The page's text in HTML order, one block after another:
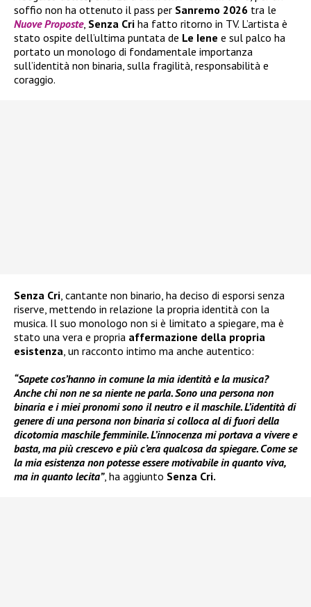
soffio non ha ottenuto il pass per Sanremo 2026 tra le
Nuove Proposte, Senza Cri ha fatto ritorno in TV. L’artista è
stato ospite dell’ultima puntata de Le Iene e sul palco ha
portato un monologo di fondamentale importanza
sull’identità non binaria, sulla fragilità, responsabilità e
coraggio.
Senza Cri, cantante non binario, ha deciso di esporsi senza
riserve, mettendo in relazione la propria identità con la
musica. Il suo monologo non si è limitato a spiegare, ma è
stato una vera e propria affermazione della propria
esistenza, un racconto intimo ma anche autentico:
“Sapete cos’hanno in comune la mia identità e la musica?
Anche chi non ne sa niente ne parla. Sono una persona non
binaria e i miei pronomi sono il neutro e il maschile. L’identità di
genere di una persona non binaria si colloca al di fuori della
dicotomia maschile femminile. L’innocenza mi portava a vivere e
basta, ma più crescevo e più c’era qualcosa da spiegare. Come se
la mia esistenza non potesse essere motivabile in quanto viva,
ma in quanto lecita”, ha aggiunto Senza Cri.